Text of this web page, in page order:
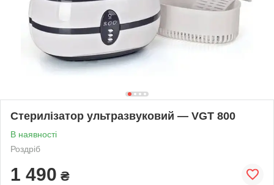
Стерилізатор ультразвуковий — VGT 800
В наявності
Роздріб
1 490 ₴